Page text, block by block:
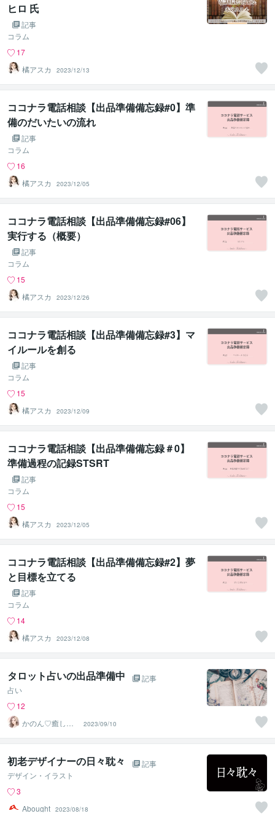
ヒロ 氏
記事
コラム
17
橘アスカ
2023/12/13
ココナラ電話相談【出品準備備忘録#0】準
備のだいたいの流れ
記事
コラム
16
橘アスカ
2023/12/05
ココナラ電話相談【出品準備備忘録#06】
実行する（概要）
記事
コラム
15
橘アスカ
2023/12/26
ココナラ電話相談【出品準備備忘録#3】マ
イルールを創る
記事
コラム
15
橘アスカ
2023/12/09
ココナラ電話相談【出品準備備忘録＃0】
準備過程の記録STSRT
記事
コラム
15
橘アスカ
2023/12/05
ココナラ電話相談【出品準備備忘録#2】夢
と目標を立てる
記事
コラム
14
橘アスカ
2023/12/08
タロット占いの出品準備中
記事
占い
12
かのん♡癒しの
お部屋
2023/09/10
初老デザイナーの日々耽々
記事
デザイン・イラスト
3
Abought 2023/08/18